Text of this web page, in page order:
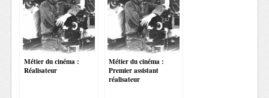
Métier du cinéma :
Réalisateur
Métier du cinéma :
Premier assistant
réalisateur